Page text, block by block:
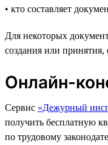
• кто составляет
Для некоторых
создания или принятия,
Онлайн-
Сервис «Дежурный
получить бесплатную
по трудовому